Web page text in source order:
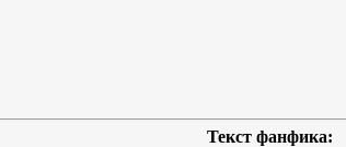
Текст фанфика: